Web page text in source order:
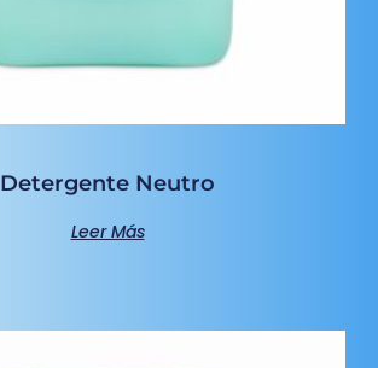
Detergente Neutro
Leer Más